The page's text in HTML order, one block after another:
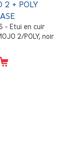
2 + POLY
- Etui en cuir
2/POLY, noir